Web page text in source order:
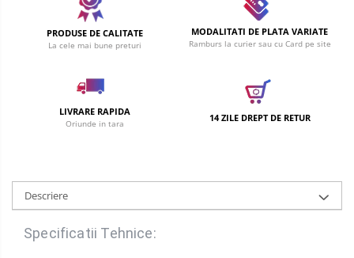
PRODUSE DE CALITATE
La cele mai bune preturi
MODALITATI DE PLATA VARIATE
Ramburs la curier sau cu Card pe site
LIVRARE RAPIDA
Oriunde in tara
14 ZILE DREPT DE RETUR
Descriere
Specificatii Tehnice: